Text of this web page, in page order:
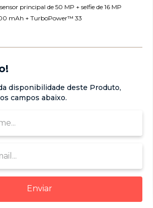
principal de 50 MP + selfie de 16 MP
mAh + TurboPower™ 33
disponibilidade deste Produto,
campos abaixo.
Enviar